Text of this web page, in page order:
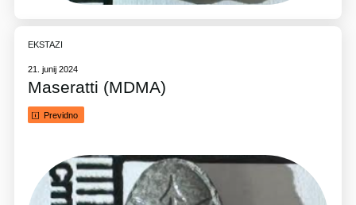
EKSTAZI
21. junij 2024
Maseratti (MDMA)
Previdno